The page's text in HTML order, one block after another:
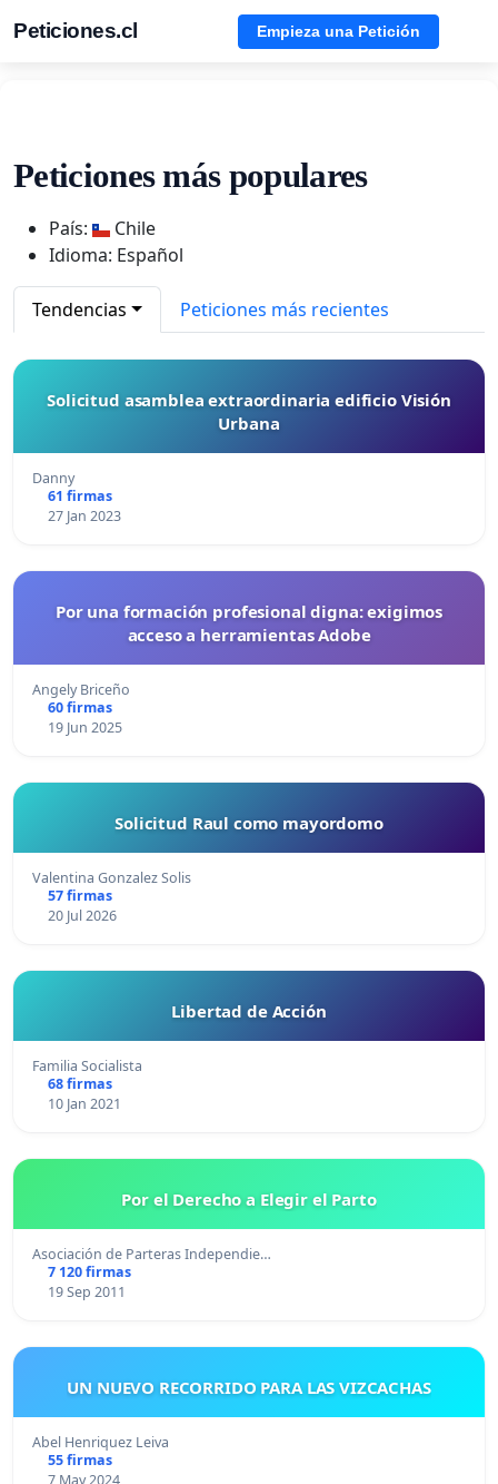
Peticiones.cl Empieza una Petición
Peticiones más populares
País:
Chile
Idioma: Español
Tendencias Peticiones más recientes
Solicitud asamblea extraordinaria edificio Visión
Urbana
Danny
61 firmas
27 Jan 2023
Por una formación profesional digna: exigimos
acceso a herramientas Adobe
Angely Briceño
60 firmas
19 Jun 2025
Solicitud Raul como mayordomo
Valentina Gonzalez Solis
57 firmas
20 Jul 2026
Libertad de Acción
Familia Socialista
68 firmas
10 Jan 2021
Por el Derecho a Elegir el Parto
Asociación de Parteras Independie…
7 120 firmas
19 Sep 2011
UN NUEVO RECORRIDO PARA LAS VIZCACHAS
Abel Henriquez Leiva
55 firmas
7 May 2024